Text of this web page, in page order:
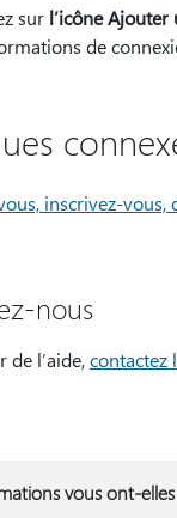
sur l’icône
de
inscrivez-
nous
de l’aide,contactez
vous ont-